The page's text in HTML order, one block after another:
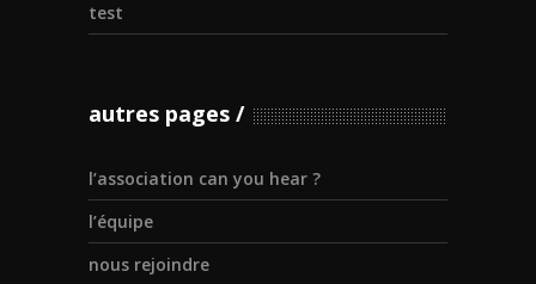
test
autres pages
l’association can you hear ?
l’équipe
nous rejoindre